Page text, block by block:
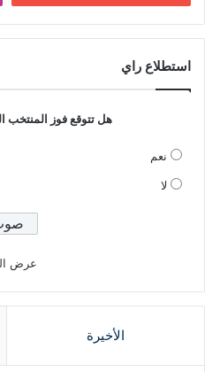
استطلاع راي
هل تتوقع فوز المنتخب
نعم
لا
عرض
الأخيرة